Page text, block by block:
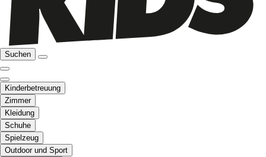
Suchen
Kinderbetreuung
Zimmer
Kleidung
Schuhe
Spielzeug
Outdoor und Sport